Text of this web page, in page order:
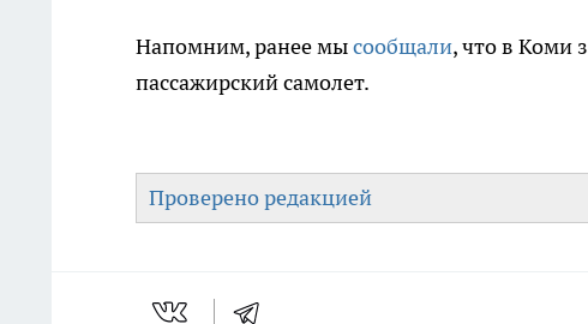
Напомним, ранее мысообщали, что в Коми
пассажирский самолет.
Проверено редакцией